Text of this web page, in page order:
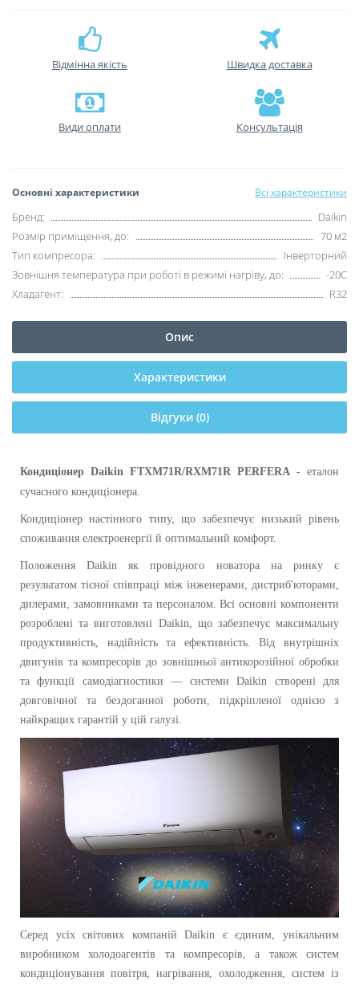
Відмінна якість Швидка доставка
Види оплати Консультація
Основні характеристики Всі характеристики
Бренд:
Daikin
Розмір приміщення, до:
70 м2
Тип компресора:
Інверторний
Зовнішня температура при роботі в режимі нагріву, до:
-20С
Хладагент:
R32
Опис
Характеристики
Відгуки (0)
Кондиціонер Daikin FTXM71R/RXM71R PERFERA - еталон
сучасного кондиціонера.
Кондиціонер настінного типу, що забезпечує низький рівень
споживання електроенергії й оптимальний комфорт.
Положення Daikin як провідного новатора на ринку є
результатом тісної співпраці між інженерами, дистриб'юторами,
дилерами, замовниками та персоналом. Всі основні компоненти
розроблені та виготовлені Daikin, що забезпечує максимальну
продуктивність, надійність та ефективність. Від внутрішніх
двигунів та компресорів до зовнішньої антикорозійної обробки
та функції самодіагностики — системи Daikin створені для
довговічної та бездоганної роботи, підкріпленої однією з
найкращих гарантій у цій галузі.
Серед усіх світових компаній Daikin є єдиним, унікальним
виробником холодоагентів та компресорів, а також систем
кондиціонування повітря, нагрівання, охолодження, систем із